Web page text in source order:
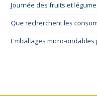
Journée des fruits et
Que recherchent les
Emballages micro-